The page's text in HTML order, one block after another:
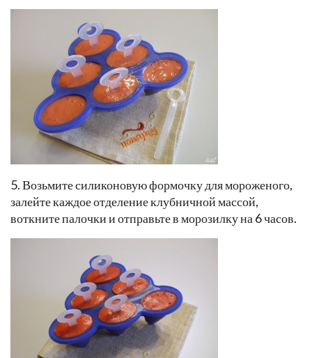
5. Возьмите силиконовую формочку для мороженого,
залейте каждое отделение клубничной массой,
воткните палочки и отправьте в морозилку на 6 часов.